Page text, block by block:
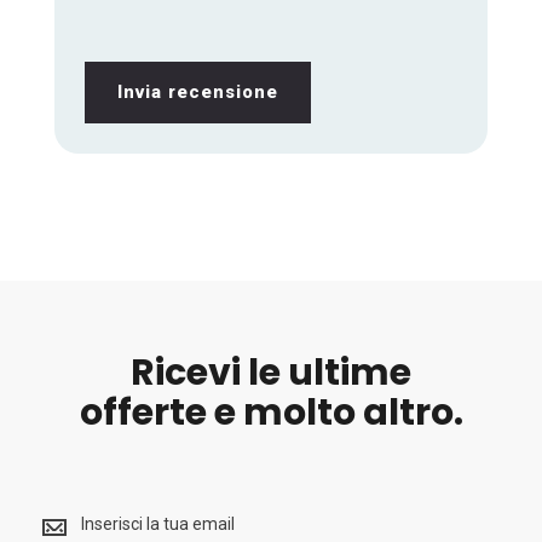
Invia recensione
Ricevi le ultime
offerte e molto altro.
le